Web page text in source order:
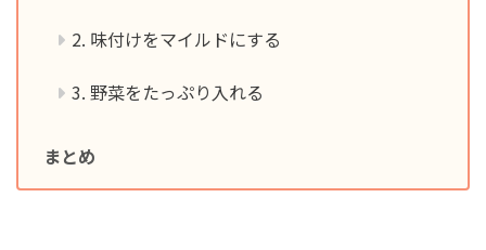
2. 味付けをマイルドにする
3. 野菜をたっぷり入れる
まとめ